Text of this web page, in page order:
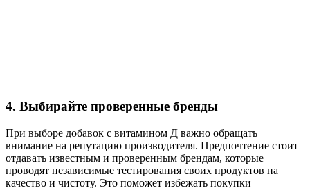
4. Выбирайте проверенные бренды
При выборе добавок с витамином Д важно обращать
внимание на репутацию производителя. Предпочтение стоит
отдавать известным и проверенным брендам, которые
проводят независимые тестирования своих продуктов на
качество и чистоту. Это поможет избежать покупки